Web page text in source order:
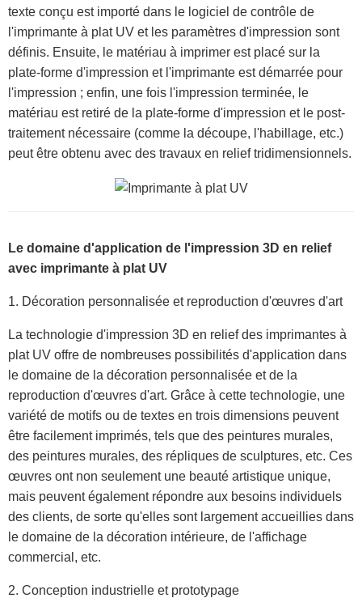
texte conçu est importé dans le logiciel de contrôle de
l'imprimante à plat UV et les paramètres d'impression sont
définis. Ensuite, le matériau à imprimer est placé sur la
plate-forme d'impression et l'imprimante est démarrée pour
l'impression ; enfin, une fois l'impression terminée, le
matériau est retiré de la plate-forme d'impression et le post-
traitement nécessaire (comme la découpe, l'habillage, etc.)
peut être obtenu avec des travaux en relief tridimensionnels.
Le domaine d'application de l'impression 3D en relief
avec imprimante à plat UV
1. Décoration personnalisée et reproduction d'œuvres d'art
La technologie d'impression 3D en relief des imprimantes à
plat UV offre de nombreuses possibilités d'application dans
le domaine de la décoration personnalisée et de la
reproduction d'œuvres d'art. Grâce à cette technologie, une
variété de motifs ou de textes en trois dimensions peuvent
être facilement imprimés, tels que des peintures murales,
des peintures murales, des répliques de sculptures, etc. Ces
œuvres ont non seulement une beauté artistique unique,
mais peuvent également répondre aux besoins individuels
des clients, de sorte qu'elles sont largement accueillies dans
le domaine de la décoration intérieure, de l'affichage
commercial, etc.
2. Conception industrielle et prototypage